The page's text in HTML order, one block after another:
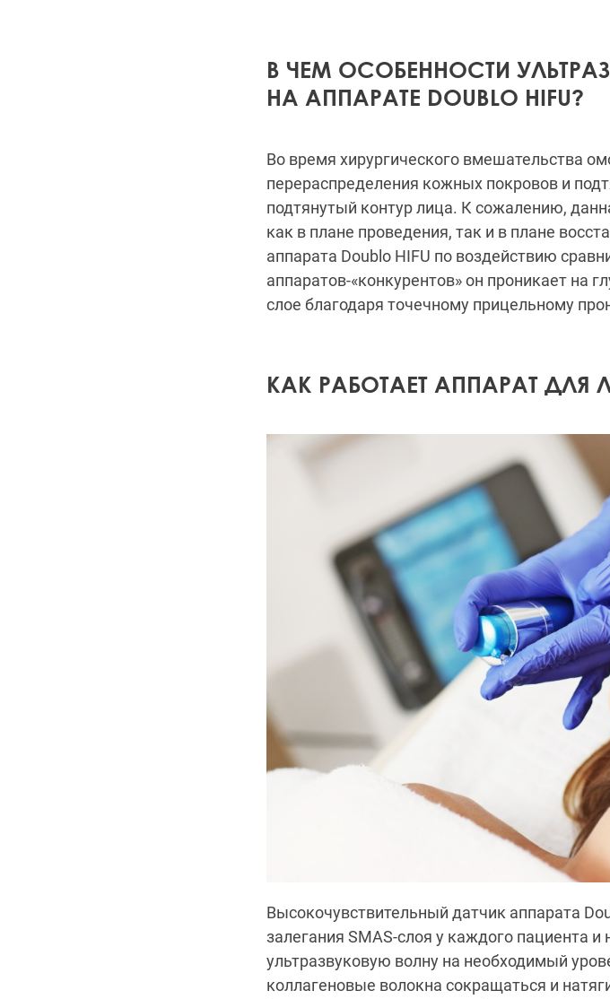
В ЧЕМ ОСОБЕННОСТИ
НА АППАРАТЕ DOUBLO HIFU?
Во время хирургического вмешательства
перераспределения кожных покровов и
подтянутый контур лица. К сожалению,
как в плане проведения, так и в плане
аппарата Doublo HIFU по воздействию
аппаратов-«конкурентов» он проникает на
слое благодаря точечному прицельному
КАК РАБОТАЕТ АППАРАТ ДЛЯ
Высокочувствительный датчик аппарата
залегания SMAS-слоя у каждого пациента
ультразвуковую волну на необходимый
коллагеновые волокна сокращаться и